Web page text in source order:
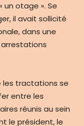
un otage ». Se
il avait sollicité
dans une
les tractations se
entre les
réunis au sein
le président, le